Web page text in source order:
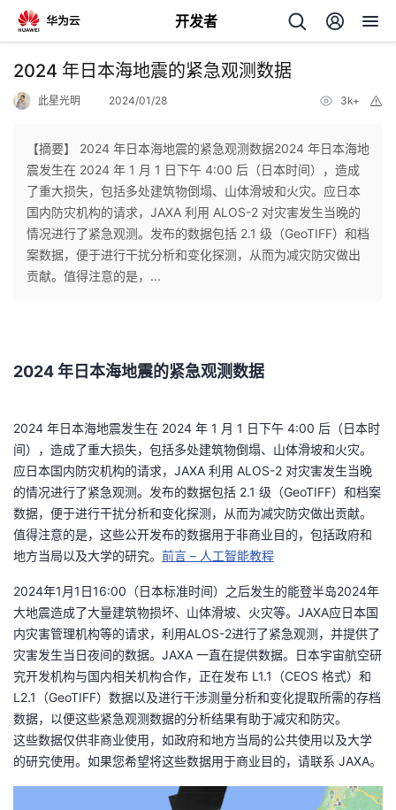
开发者
返
个
人
我
者
我
的
博
客
我
的
论
坛
我
的
圈
子
我
的
直
播
我
的
活
动
我
的
关
我
的
我
2024 年日本海地震的紧急观测数据
此星光明 2024/01/28 3k+
【摘要】 ​2024 年日本海地震的紧急观测数据2024 年日本海地
震发生在 2024 年 1 月 1 日下午 4:00 后（日本时间），造成
了重大损失，包括多处建筑物倒塌、山体滑坡和火灾。应日本
国内防灾机构的请求，JAXA 利用 ALOS-2 对灾害发生当晚的
情况进行了紧急观测。发布的数据包括 2.1 级（GeoTIFF）和档
案数据，便于进行干扰分析和变化探测，从而为减灾防灾做出
贡献。值得注意的是，...
2024 年日本海地震的紧急观测数据
2024 年日本海地震发生在 2024 年 1 月 1 日下午 4:00 后（日本时
间），造成了重大损失，包括多处建筑物倒塌、山体滑坡和火灾。
应日本国内防灾机构的请求，JAXA 利用 ALOS-2 对灾害发生当晚
的情况进行了紧急观测。发布的数据包括 2.1 级（GeoTIFF）和档案
数据，便于进行干扰分析和变化探测，从而为减灾防灾做出贡献。
值得注意的是，这些公开发布的数据用于非商业目的，包括政府和
地方当局以及大学的研究。 前言 – 人工智能教程
2024年1月1日16:00（日本标准时间）之后发生的能登半岛2024年
大地震造成了大量建筑物损坏、山体滑坡、火灾等。JAXA应日本国
内灾害管理机构等的请求，利用ALOS-2进行了紧急观测，并提供了
灾害发生当日夜间的数据。JAXA 一直在提供数据。日本宇宙航空研
究开发机构与国内相关机构合作，正在发布 L1.1（CEOS 格式）和
L2.1（GeoTIFF）数据以及进行干涉测量分析和变化提取所需的存档
数据，以便这些紧急观测数据的分析结果有助于减灾和防灾。
这些数据仅供非商业使用，如政府和地方当局的公共使用以及大学
的研究使用。如果您希望将这些数据用于商业目的，请联系 JAXA。